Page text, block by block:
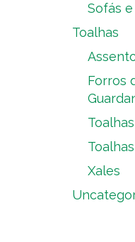
Sofás e
Toalhas
Forros
Xales